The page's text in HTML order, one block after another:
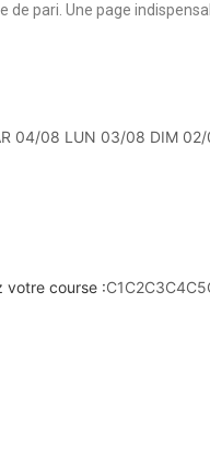
pari. Une page
04/08 LUN 03/08 DIM
votre course :C1C2C3C4C5